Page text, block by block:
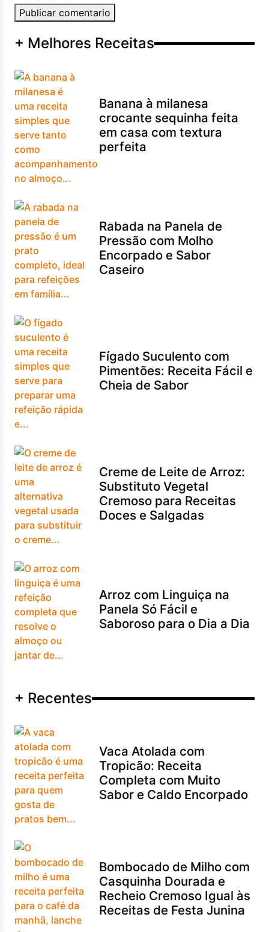
Publicar comentario
+ Melhores Receitas
Banana à milanesa
crocante sequinha feita
em casa com textura
perfeita
Rabada na Panela de
Pressão com Molho
Encorpado e Sabor
Caseiro
Fígado Suculento com
Pimentões: Receita Fácil e
Cheia de Sabor
Creme de Leite de Arroz:
Substituto Vegetal
Cremoso para Receitas
Doces e Salgadas
Arroz com Linguiça na
Panela Só Fácil e
Saboroso para o Dia a Dia
+ Recentes
Vaca Atolada com
Tropicão: Receita
Completa com Muito
Sabor e Caldo Encorpado
Bombocado de Milho com
Casquinha Dourada e
Recheio Cremoso Igual às
Receitas de Festa Junina